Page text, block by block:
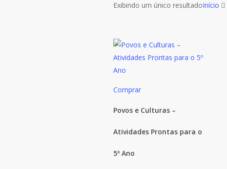
Exibindo um único resultadoInício
Comprar
Povos e Culturas –
Atividades Prontas para o
5º Ano